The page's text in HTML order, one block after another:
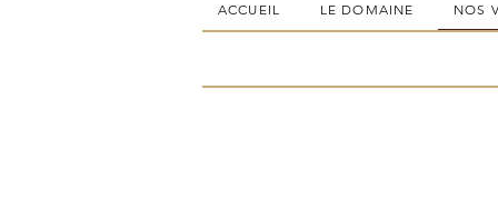
ACCUEIL LE DOMAINE NOS